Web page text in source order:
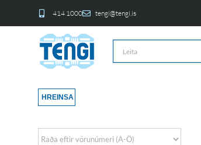
414 1000 tengi@tengi.is
HREINSA
Sort Products